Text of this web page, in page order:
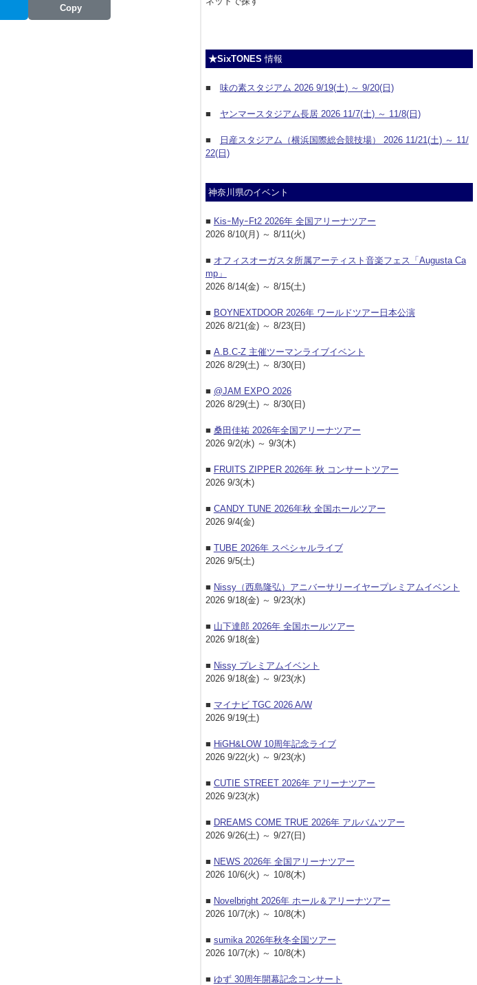
Copy
★SixTONES情報
■ 味の素スタジアム 2026 9/19(土) ～ 9/20(日)
■ ヤンマースタジアム長居 2026 11/7(土) ～ 11/8(日)
■
日産スタジアム（横浜国際総合競技場） 2026 11/21(土) ～ 11/
22(日)
神奈川県のイベント
■ KisｰMyｰFt2 2026年 全国アリーナツアー
2026 8/10(月) ～ 8/11(火)
■ オフィスオーガスタ所属アーティスト音楽フェス「Augusta Ca
mp」
2026 8/14(金) ～ 8/15(土)
■ BOYNEXTDOOR 2026年 ワールドツアー日本公演
2026 8/21(金) ～ 8/23(日)
■ A.B.C-Z 主催ツーマンライブイベント
2026 8/29(土) ～ 8/30(日)
■ @JAM EXPO 2026
2026 8/29(土) ～ 8/30(日)
■ 桑田佳祐 2026年全国アリーナツアー
2026 9/2(水) ～ 9/3(木)
■ FRUITS ZIPPER 2026年 秋 コンサートツアー
2026 9/3(木)
■ CANDY TUNE 2026年秋 全国ホールツアー
2026 9/4(金)
■ TUBE 2026年 スペシャルライブ
2026 9/5(土)
■ Nissy（西島隆弘）アニバーサリーイヤープレミアムイベント
2026 9/18(金) ～ 9/23(水)
■ 山下達郎 2026年 全国ホールツアー
2026 9/18(金)
■ Nissy プレミアムイベント
2026 9/18(金) ～ 9/23(水)
■ マイナビ TGC 2026 A/W
2026 9/19(土)
■ HiGH&LOW 10周年記念ライブ
2026 9/22(火) ～ 9/23(水)
■ CUTIE STREET 2026年 アリーナツアー
2026 9/23(水)
■ DREAMS COME TRUE 2026年 アルバムツアー
2026 9/26(土) ～ 9/27(日)
■ NEWS 2026年 全国アリーナツアー
2026 10/6(火) ～ 10/8(木)
■ Novelbright 2026年 ホール＆アリーナツアー
2026 10/7(水) ～ 10/8(木)
■ sumika 2026年秋冬全国ツアー
2026 10/7(水) ～ 10/8(木)
■ ゆず 30周年開幕記念コンサート